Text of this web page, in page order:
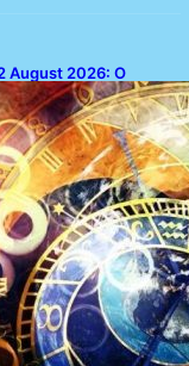
August 2026: O
Zodii și a Ciclului de